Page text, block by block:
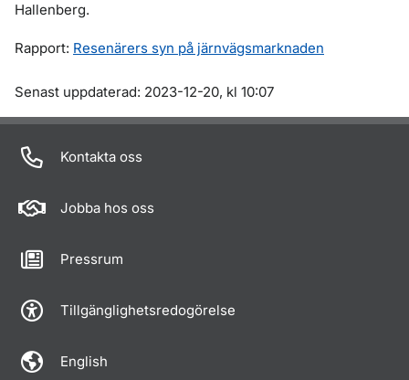
Hallenberg.
Rapport: Resenärers syn på järnvägsmarknaden
Om sidan
Senast uppdaterad: 2023-12-20, kl 10:07
Kontakta oss
Jobba hos oss
Pressrum
Tillgänglighetsredogörelse
English